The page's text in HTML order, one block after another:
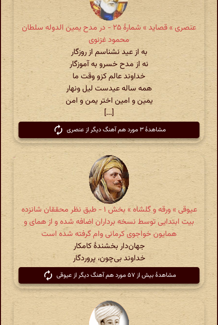
عنصری » قصاید » شمارهٔ ۲۵ - در مدح یمین الدوله سلطان
محمود غزنوی
به از عید نشناسم از روزگار
نه از مدح خسرو به آموزگار
خداوند عالم کزو وقت ما
همه ساله عیدست لیل ونهار
یمین و امین اختر یمن و امن
[...]
مشاهدهٔ ۳ مورد هم آهنگ دیگر از عنصری
عیوقی » ورقه و گلشاه » بخش ۱ - طبق نظر محققان شانزده
بیت ابتدایی توسط نسخه برداران اضافه شده و از همای و
همایون خواجوی کرمانی وام گرفته شده است
جهان‌دار بخشندهٔ کامکار
خداوند بی‌چون، پروردگار
مشاهدهٔ بیش از ۵۷ مورد هم آهنگ دیگر از عیوقی